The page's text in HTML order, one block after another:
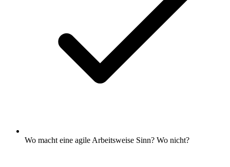
Wo macht eine agile Arbeitsweise Sinn? Wo nicht?